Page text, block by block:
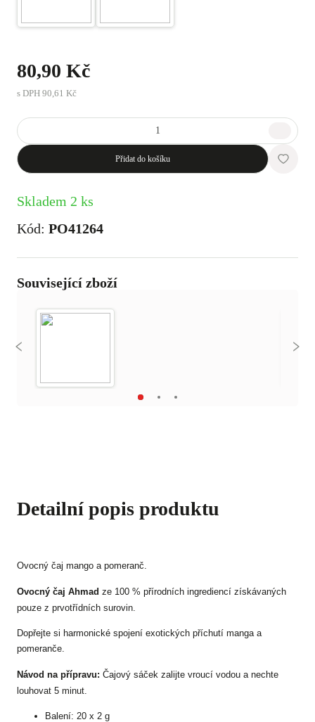
80,90 Kč
s DPH 90,61 Kč
Přidat do košíku
Skladem 2 ks
Kód: PO41264
Související zboží
Detailní popis produktu
Ovocný čaj mango a pomeranč.
Ovocný čaj Ahmad ze 100 % přírodních ingrediencí získávaných
pouze z prvotřídních surovin.
Dopřejte si harmonické spojení exotických příchutí manga a
pomeranče.
Návod na přípravu: Čajový sáček zalijte vroucí vodou a nechte
louhovat 5 minut.
Balení: 20 x 2 g